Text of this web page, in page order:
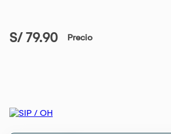
S/ 79.90 Precio